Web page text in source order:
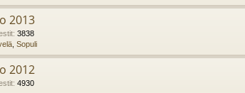
2013
: 3838
Sopuli
2012
: 4930